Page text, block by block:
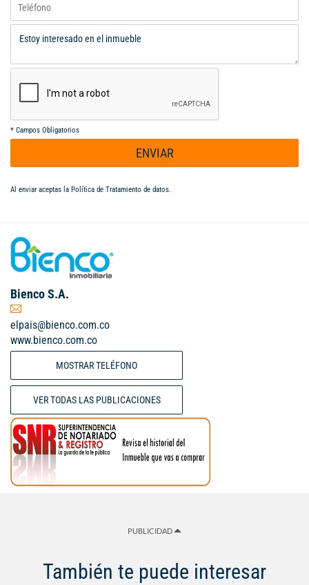
* Campos Obligatorios
ENVIAR
Al enviar aceptas la Política de Tratamiento de datos.
Bienco S.A.
elpais@bienco.com.co
www.bienco.com.co
MOSTRAR TELÉFONO
VER TODAS LAS PUBLICACIONES
PUBLICIDAD
También te puede interesar